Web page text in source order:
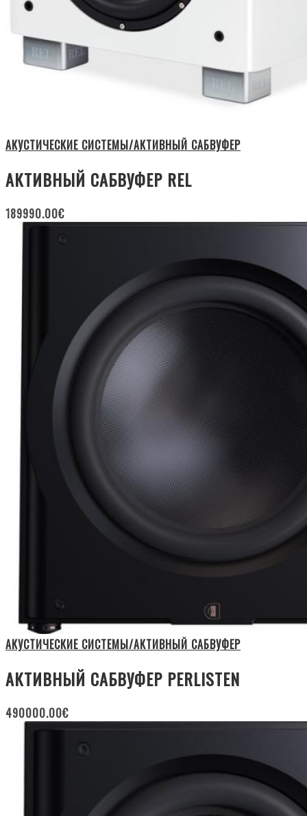
АКУСТИЧЕСКИЕ СИСТЕМЫ/АКТИВНЫЙ САБВУФЕР
АКТИВНЫЙ САБВУФЕР REL
189990.00€
АКУСТИЧЕСКИЕ СИСТЕМЫ/АКТИВНЫЙ САБВУФЕР
АКТИВНЫЙ САБВУФЕР PERLISTEN
490000.00€